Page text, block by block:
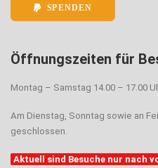
SPENDEN
Öffnungszeiten für
Montag – Samstag 14.00 – 17.00
Am Dienstag, Sonntag sowie an
geschlossen.
Aktuell sind Besuche nur nach